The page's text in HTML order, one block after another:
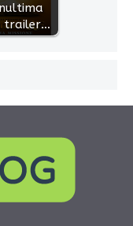
trailer…